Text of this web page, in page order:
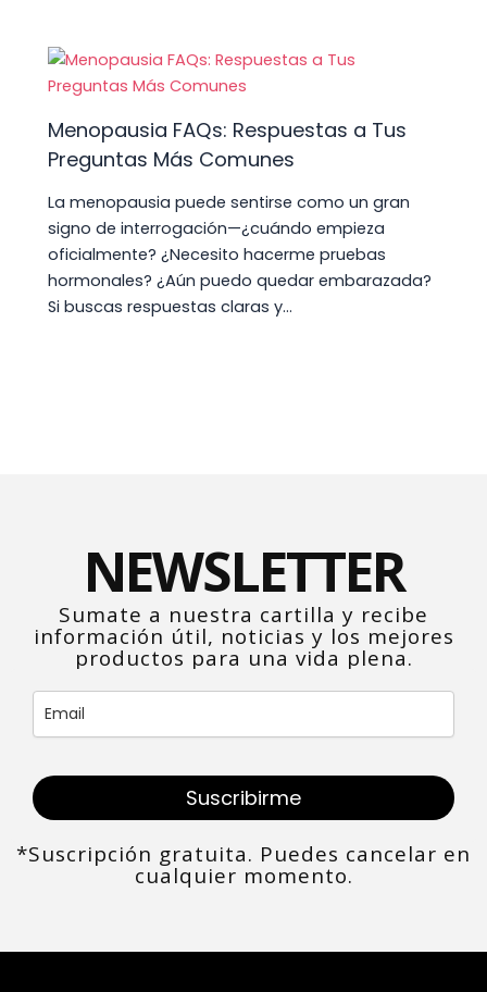
Menopausia FAQs: Respuestas a Tus
Preguntas Más Comunes
La menopausia puede sentirse como un gran
signo de interrogación—¿cuándo empieza
oficialmente? ¿Necesito hacerme pruebas
hormonales? ¿Aún puedo quedar embarazada?
Si buscas respuestas claras y…
NEWSLETTER
Sumate a nuestra cartilla y recibe
información útil, noticias y los mejores
productos para una vida plena.
Suscribirme
*Suscripción gratuita. Puedes cancelar en
cualquier momento.